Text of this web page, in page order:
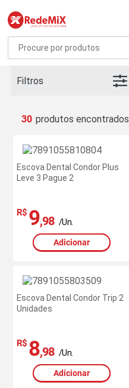
Redemix –
Filtros
30
Escova Dental Condor Plus
Leve 3 Pague 2
R$ 9,98 /Un.
Adicionar
Escova Dental Condor Trip 2
Unidades
R$ 8,98 /Un.
Adicionar